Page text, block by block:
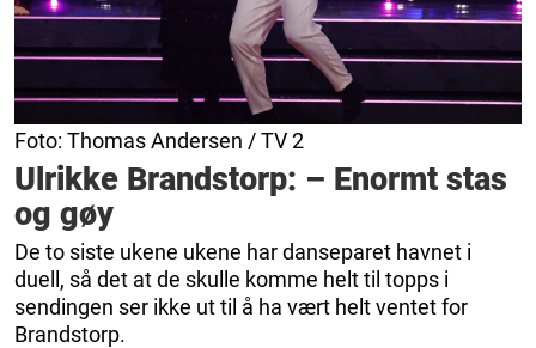
Foto: Thomas Andersen / TV 2
Ulrikke Brandstorp: – Enormt stas
og gøy
De to siste ukene ukene har danseparet havnet i
duell, så det at de skulle komme helt til topps i
sendingen ser ikke ut til å ha vært helt ventet for
Brandstorp.